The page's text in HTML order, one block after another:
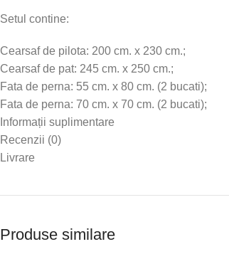
Setul contine:
Cearsaf de pilota: 200 cm. x 230 cm.;
Cearsaf de pat: 245 cm. x 250 cm.;
Fata de perna: 55 cm. x 80 cm. (2 bucati);
Fata de perna: 70 cm. x 70 cm. (2 bucati);
Informații suplimentare
Recenzii (0)
Livrare
Produse similare